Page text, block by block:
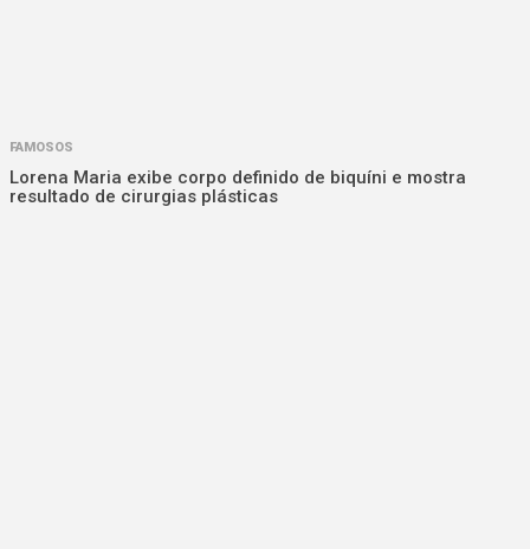
FAMOSOS
Lorena Maria exibe corpo definido de biquíni e mostra
resultado de cirurgias plásticas